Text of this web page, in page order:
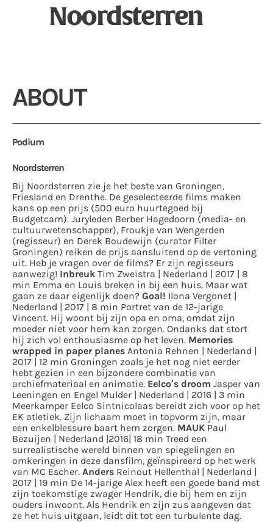
Noordsterren
ABOUT
Podium
Noordsterren
Bij Noordsterren zie je het beste van Groningen,
Friesland en Drenthe. De geselecteerde films maken
kans op een prijs (500 euro huurtegoed bij
Budgetcam). Juryleden Berber Hagedoorn (media- en
cultuurwetenschapper), Froukje van Wengerden
(regisseur) en Derek Boudewijn (curator Filter
Groningen) reiken de prijs aansluitend op de vertoning
uit. Heb je vragen over de films? Er zijn regisseurs
aanwezig! Inbreuk Tim Zweistra | Nederland | 2017 | 8
min Emma en Louis breken in bij een huis. Maar wat
gaan ze daar eigenlijk doen? Goal! Ilona Vergonet |
Nederland | 2017 | 8 min Portret van de 12-jarige
Vincent. Hij woont bij zijn opa en oma, omdat zijn
moeder niet voor hem kan zorgen. Ondanks dat stort
hij zich vol enthousiasme op het leven. Memories
wrapped in paper planes Antonia Rehnen | Nederland |
2017 | 12 min Groningen zoals je het nog niet eerder
hebt gezien in een bijzondere combinatie van
archiefmateriaal en animatie. Eelco’s droom Jasper van
Leeningen en Engel Mulder | Nederland | 2016 | 3 min
Meerkamper Eelco Sintnicolaas bereidt zich voor op het
EK atletiek. Zijn lichaam moet in topvorm zijn, maar
een enkelblessure baart hem zorgen. MAUK Paul
Bezuijen | Nederland |2016| 18 min Treed een
surrealistische wereld binnen van spiegelingen en
omkeringen in deze dansfilm, geïnspireerd op het werk
van MC Escher. Anders Reinout Hellenthal | Nederland |
2017 | 19 min De 14-jarige Alex heeft een goede band met
zijn toekomstige zwager Hendrik, die bij hem en zijn
ouders inwoont. Als Hendrik en zijn zus aangeven dat
ze het huis uitgaan, leidt dit tot een turbulente dag.